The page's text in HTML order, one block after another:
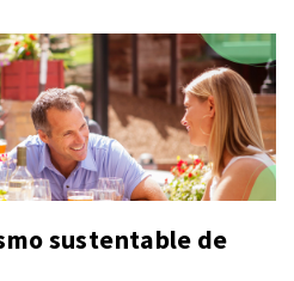
sustentable de